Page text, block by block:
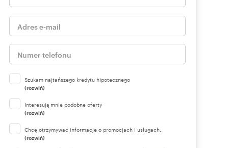
Szukam najtańszego kredytu hipotecznego
(rozwiń)
Interesują mnie podobne oferty
(rozwiń)
Chcę otrzymywać informacje o promocjach i usługach.
(rozwiń)